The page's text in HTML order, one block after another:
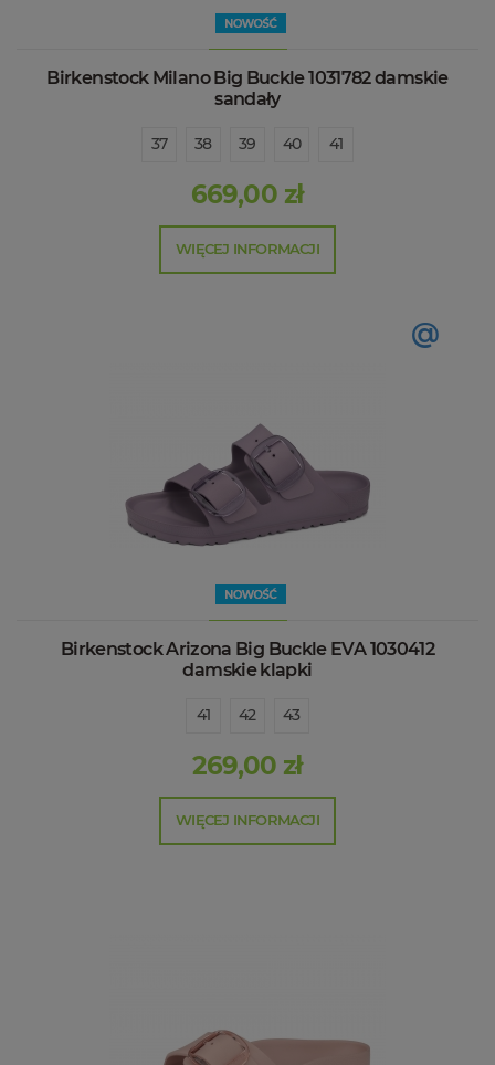
Birkenstock Milano Big Buckle 1031782 damskie
sandały
37 38 39 40 41
669,00 zł
WIĘCEJ INFORMACJI
@
Birkenstock Arizona Big Buckle EVA 1030412
damskie klapki
41 42 43
269,00 zł
WIĘCEJ INFORMACJI